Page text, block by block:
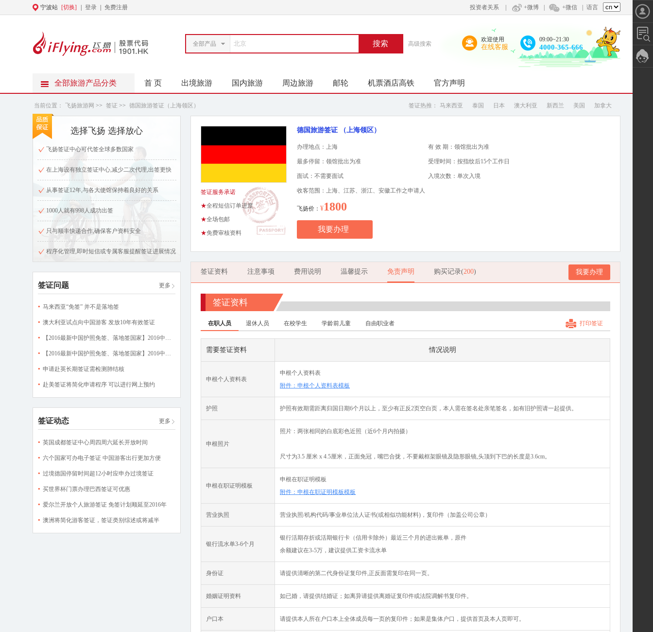
宁波站 [切换] 登录 免费注册 投资者关系 +微博 +微信 语言
全部产品 搜索 高级搜索
欢迎使用
在线客服
09:00~21:30
4000-365-666
全部旅游产品分类 首 页 出境旅游 国内旅游 周边旅游 邮轮 机票酒店高铁 官方声明
签证热推： 马来西亚 泰国 日本 澳大利亚 新西兰 美国 加拿大
当前位置： 飞扬旅游网 >> 签证 >> 德国旅游签证（上海领区）
选择飞扬 选择放心
飞扬签证中心可代签全球多数国家
在上海设有独立签证中心,减少二次代理,出签更快
从事签证12年,与各大使馆保持着良好的关系
1000人就有998人成功出签
只与顺丰快递合作,确保客户资料安全
程序化管理,即时短信或专属客服提醒签证进展情况
签证问题 更多
马来西亚“免签” 并不是落地签
澳大利亚试点向中国游客 发放10年有效签证
【2016最新中国护照免签、落地签国家】2016中国普通因私护照免签、落地签国家大汇总（二）
【2016最新中国护照免签、落地签国家】2016中国普通因私护照免签、落地签国家大汇总（一）
申请赴英长期签证需检测肺结核
赴美签证将简化申请程序 可以进行网上预约
签证动态 更多
英国成都签证中心周四周六延长开放时间
六个国家可办电子签证 中国游客出行更加方便
过境德国停留时间超12小时应申办过境签证
买世界杯门票办理巴西签证可优惠
爱尔兰开放个人旅游签证 免签计划顺延至2016年
澳洲将简化游客签证，签证类别综述或将减半
签证服务承诺
★全程短信订单进度
★全场包邮
★免费审核资料
德国旅游签证 （上海领区）
办理地点：上海 有 效 期：领馆批出为准
最多停留：领馆批出为准 受理时间：按指纹后15个工作日
面试：不需要面试 入境次数：单次入境
收客范围：上海、江苏、浙江、安徽工作之申请人
飞扬价： ¥1800
我要办理
签证资料 注意事项 费用说明 温馨提示 免责声明 购买记录(200) 我要办理
签证资料
在职人员 退休人员 在校学生 学龄前儿童 自由职业者 打印签证
需要签证资料 情况说明
申根个人资料表
申根个人资料表
附件：申根个人资料表模板
护照 护照有效期需距离归国日期6个月以上，至少有正反2页空白页，本人需在签名处亲笔签名，如有旧护照请一起提供。
申根照片
照片：两张相同的白底彩色近照（近6个月内拍摄）
尺寸为3.5 厘米 x 4.5厘米，正面免冠，嘴巴合拢，不要戴框架眼镜及隐形眼镜,头顶到下巴的长度是3.6cm。
申根在职证明模板
申根在职证明模板
附件：申根在职证明模板模板
营业执照 营业执照/机构代码/事业单位法人证书(或相似功能材料)，复印件（加盖公司公章）
银行流水单3-6个月
银行活期存折或活期银行卡（信用卡除外）最近三个月的进出账单，原件
余额建议在3-5万，建议提供工资卡流水单
身份证 请提供清晰的第二代身份证复印件,正反面需复印在同一页。
婚姻证明资料 如已婚，请提供结婚证；如离异请提供离婚证复印件或法院调解书复印件。
户口本 请提供本人所在户口本上全体成员每一页的复印件；如果是集体户口，提供首页及本人页即可。